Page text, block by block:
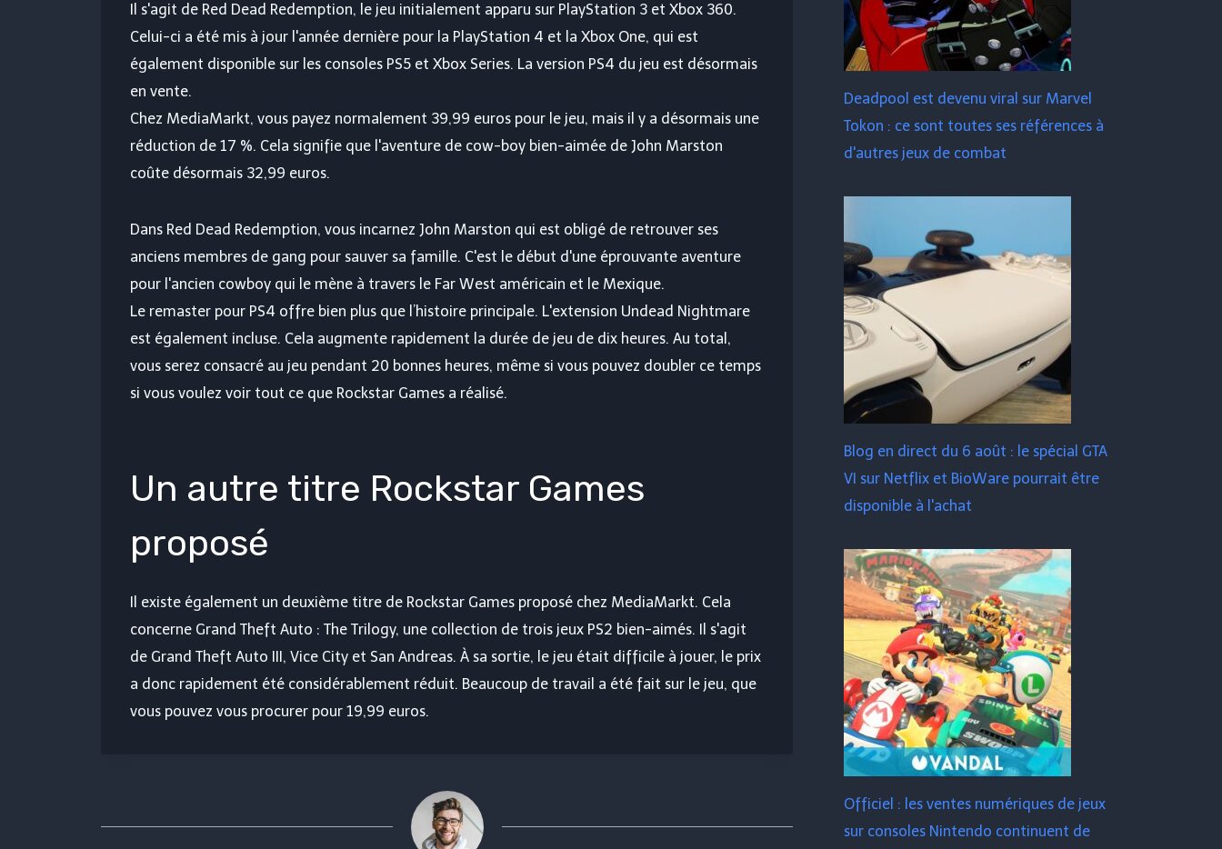
Il s'agit de Red Dead Redemption, le jeu initialement apparu sur PlayStation 3 et Xbox 360.
Celui-ci a été mis à jour l'année dernière pour la PlayStation 4 et la Xbox One, qui est
également disponible sur les consoles PS5 et Xbox Series. La version PS4 du jeu est désormais
en vente.
Chez MediaMarkt, vous payez normalement 39,99 euros pour le jeu, mais il y a désormais une
réduction de 17 %. Cela signifie que l'aventure de cow-boy bien-aimée de John Marston
coûte désormais 32,99 euros.
Dans Red Dead Redemption, vous incarnez John Marston qui est obligé de retrouver ses
anciens membres de gang pour sauver sa famille. C'est le début d'une éprouvante aventure
pour l'ancien cowboy qui le mène à travers le Far West américain et le Mexique.
Le remaster pour PS4 offre bien plus que l’histoire principale. L'extension Undead Nightmare
est également incluse. Cela augmente rapidement la durée de jeu de dix heures. Au total,
vous serez consacré au jeu pendant 20 bonnes heures, même si vous pouvez doubler ce temps
si vous voulez voir tout ce que Rockstar Games a réalisé.
Un autre titre Rockstar Games
proposé
Il existe également un deuxième titre de Rockstar Games proposé chez MediaMarkt. Cela
concerne Grand Theft Auto : The Trilogy, une collection de trois jeux PS2 bien-aimés. Il s'agit
de Grand Theft Auto III, Vice City et San Andreas. À sa sortie, le jeu était difficile à jouer, le prix
a donc rapidement été considérablement réduit. Beaucoup de travail a été fait sur le jeu, que
vous pouvez vous procurer pour 19,99 euros.
Deadpool est devenu viral sur Marvel
Tokon : ce sont toutes ses références à
d'autres jeux de combat
Blog en direct du 6 août : le spécial GTA
VI sur Netflix et BioWare pourrait être
disponible à l'achat
Officiel : les ventes numériques de jeux
sur consoles Nintendo continuent de